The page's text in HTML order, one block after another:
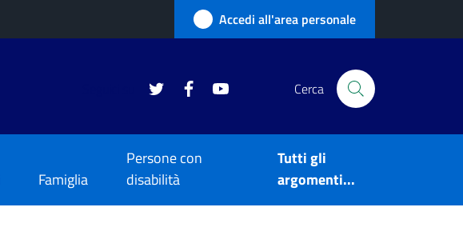
Accedi all'area personale
Twitter Facebook Cerca
Famiglia
Persone con
disabilità
Tutti gli
argomenti...